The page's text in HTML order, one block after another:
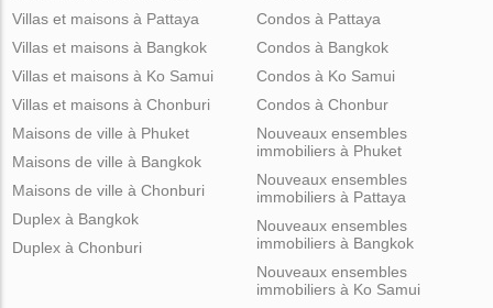
Villas et maisons à Pattaya
Villas et maisons à Bangkok
Villas et maisons à Ko Samui
Villas et maisons à Chonburi
Condos à Pattaya
Condos à Bangkok
Condos à Ko Samui
Condos à Chonbur
Maisons de ville à Phuket
Maisons de ville à Bangkok
Maisons de ville à Chonburi
Duplex à Bangkok
Duplex à Chonburi
Nouveaux ensembles
immobiliers à Phuket
Nouveaux ensembles
immobiliers à Pattaya
Nouveaux ensembles
immobiliers à Bangkok
Nouveaux ensembles
immobiliers à Ko Samui